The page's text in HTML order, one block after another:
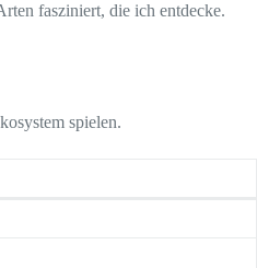
fasziniert, die ich entdecke.
spielen.